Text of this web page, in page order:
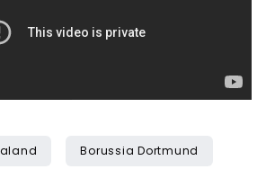
Borussia Dortmund